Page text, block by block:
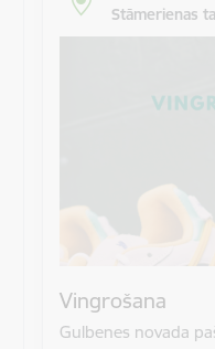
Stāmerienas
Vingrošana
Gulbenes novada